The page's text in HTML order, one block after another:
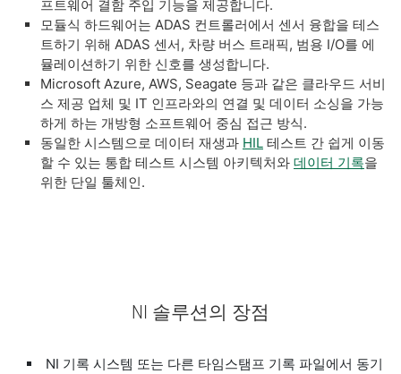
프트웨어 결함 주입 기능을 제공합니다.
모듈식 하드웨어는 ADAS 컨트롤러에서 센서 융합을 테스
트하기 위해 ADAS 센서, 차량 버스 트래픽, 범용 I/O를 에
뮬레이션하기 위한 신호를 생성합니다.
Microsoft Azure, AWS, Seagate 등과 같은 클라우드 서비
스 제공 업체 및 IT 인프라와의 연결 및 데이터 소싱을 가능
하게 하는 개방형 소프트웨어 중심 접근 방식.
동일한 시스템으로 데이터 재생과 HIL 테스트 간 쉽게 이동
할 수 있는 통합 테스트 시스템 아키텍처와 데이터 기록을
위한 단일 툴체인.
NI 솔루션의 장점
NI 기록 시스템 또는 다른 타임스탬프 기록 파일에서 동기